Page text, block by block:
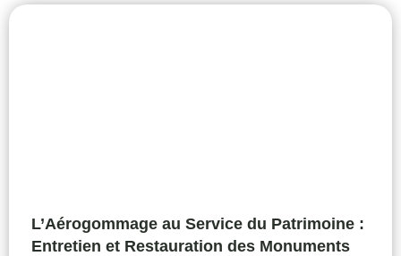
L’Aérogommage au Service du Patrimoine :
Entretien et Restauration des Monuments